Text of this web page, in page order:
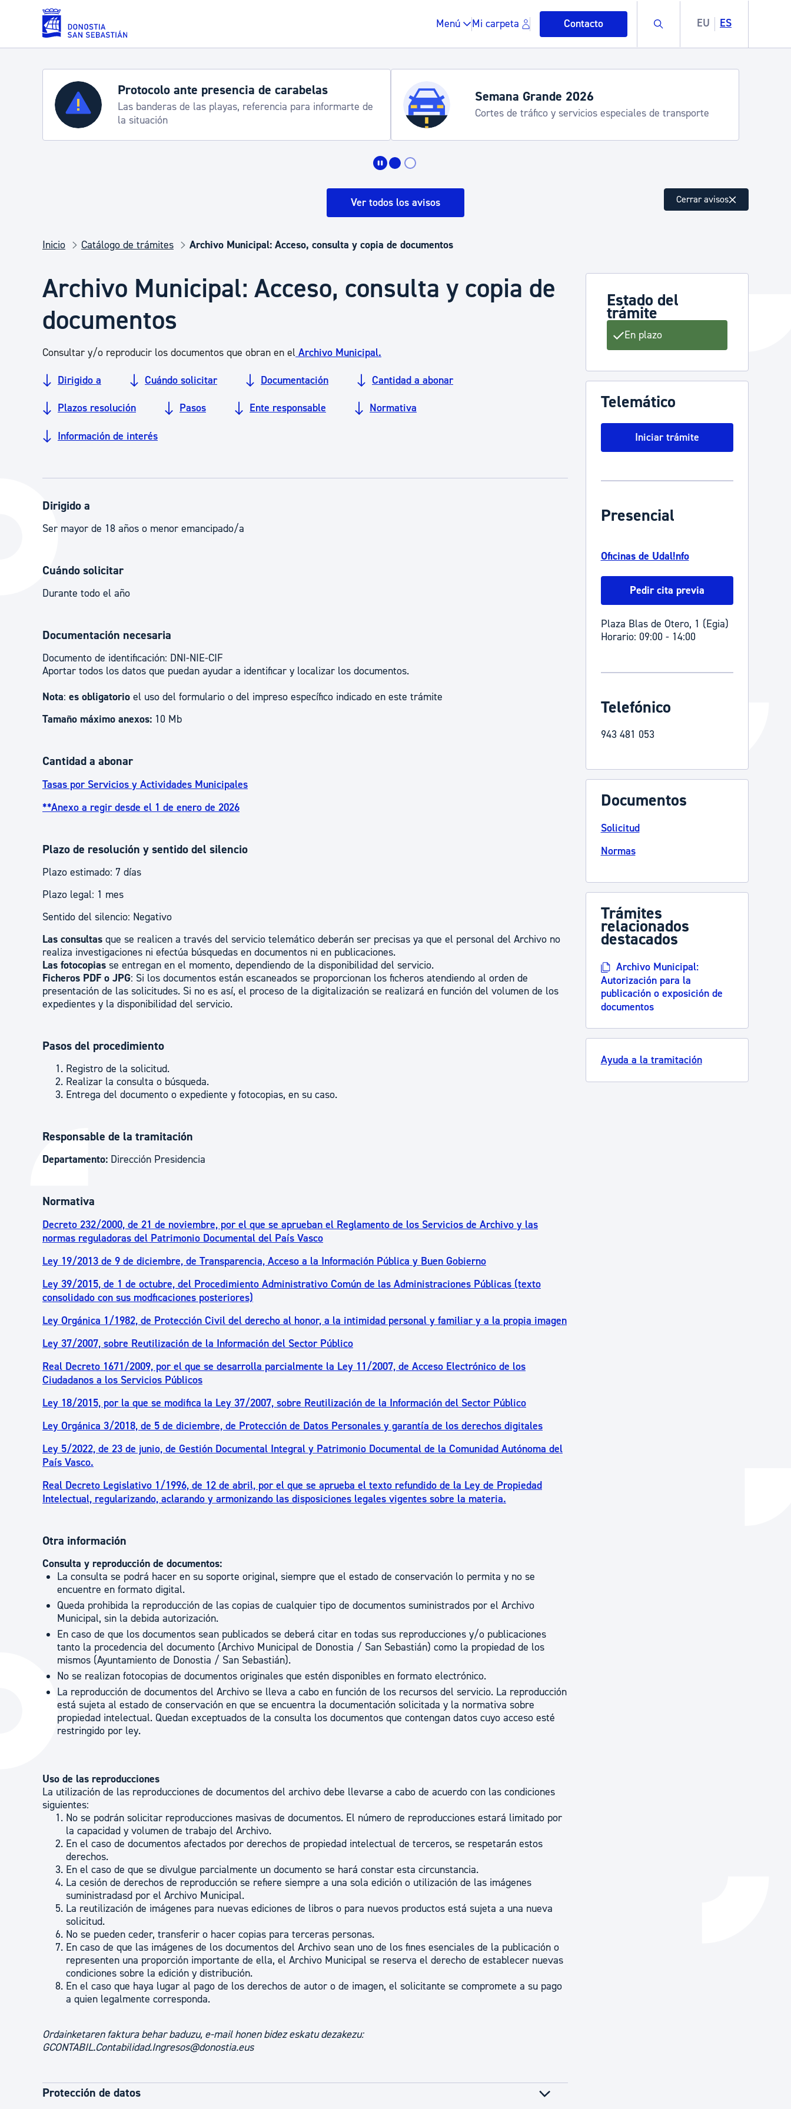
Saltar al contenido principal
Menú Mi carpeta Contacto Buscar EU ES
Servicios
Padrón y asuntos personales
Espacio público, residuos y medioambiente
Salud Pública, animales y consumo
Infancia y juventud
Participación ciudadana y asociacionismo
La ciudad
Ayuda a la tramitación
Semana Grande 2026: programa
8-15 agosto
Horarios y servicios de verano
Udalinfo, Donostia Kirola, Donostia Kultura, San Telmo,
Urgull, Hondalea, Turismo
Ver todos los avisos Cerrar avisos
Inicio Catálogo de trámites Archivo Municipal: Acceso, consulta y copia de documentos
Archivo Municipal: Acceso, consulta y copia de
documentos
Consultar y/o reproducir los documentos que obran en el Archivo Municipal.
Dirigido a Cuándo solicitar Documentación Cantidad a abonar
Plazos resolución Pasos Ente responsable Normativa
Información de interés
Dirigido a
Ser mayor de 18 años o menor emancipado/a
Cuándo solicitar
Durante todo el año
Documentación necesaria
Documento de identificación: DNI-NIE-CIF
Aportar todos los datos que puedan ayudar a identificar y localizar los documentos.
Nota: es obligatorio el uso del formulario o del impreso específico indicado en este trámite
Tamaño máximo anexos: 10 Mb
Cantidad a abonar
Tasas por Servicios y Actividades Municipales
**Anexo a regir desde el 1 de enero de 2026
Plazo de resolución y sentido del silencio
Plazo estimado: 7 días
Plazo legal: 1 mes
Sentido del silencio: Negativo
Las consultas que se realicen a través del servicio telemático deberán ser precisas ya que el personal del Archivo no
realiza investigaciones ni efectúa búsquedas en documentos ni en publicaciones.
Las fotocopias se entregan en el momento, dependiendo de la disponibilidad del servicio.
Ficheros PDF o JPG: Si los documentos están escaneados se proporcionan los ficheros atendiendo al orden de
presentación de las solicitudes. Si no es así, el proceso de la digitalización se realizará en función del volumen de los
expedientes y la disponibilidad del servicio.
Pasos del procedimiento
Registro de la solicitud.
Realizar la consulta o búsqueda.
Entrega del documento o expediente y fotocopias, en su caso.
Responsable de la tramitación
Departamento: Dirección Presidencia
Normativa
Decreto 232/2000, de 21 de noviembre, por el que se aprueban el Reglamento de los Servicios de Archivo y las
normas reguladoras del Patrimonio Documental del País Vasco
Ley 19/2013 de 9 de diciembre, de Transparencia, Acceso a la Información Pública y Buen Gobierno
Ley 39/2015, de 1 de octubre, del Procedimiento Administrativo Común de las Administraciones Públicas (texto
consolidado con sus modficaciones posteriores)
Ley Orgánica 1/1982, de Protección Civil del derecho al honor, a la intimidad personal y familiar y a la propia imagen
Ley 37/2007, sobre Reutilización de la Información del Sector Público
Real Decreto 1671/2009, por el que se desarrolla parcialmente la Ley 11/2007, de Acceso Electrónico de los
Ciudadanos a los Servicios Públicos
Ley 18/2015, por la que se modifica la Ley 37/2007, sobre Reutilización de la Información del Sector Público
Ley Orgánica 3/2018, de 5 de diciembre, de Protección de Datos Personales y garantía de los derechos digitales
Ley 5/2022, de 23 de junio, de Gestión Documental Integral y Patrimonio Documental de la Comunidad Autónoma del
País Vasco.
Real Decreto Legislativo 1/1996, de 12 de abril, por el que se aprueba el texto refundido de la Ley de Propiedad
Intelectual, regularizando, aclarando y armonizando las disposiciones legales vigentes sobre la materia.
Otra información
Consulta y reproducción de documentos:
La consulta se podrá hacer en su soporte original, siempre que el estado de conservación lo permita y no se
encuentre en formato digital.
Queda prohibida la reproducción de las copias de cualquier tipo de documentos suministrados por el Archivo
Municipal, sin la debida autorización.
En caso de que los documentos sean publicados se deberá citar en todas sus reproducciones y/o publicaciones
tanto la procedencia del documento (Archivo Municipal de Donostia / San Sebastián) como la propiedad de los
mismos (Ayuntamiento de Donostia / San Sebastián).
No se realizan fotocopias de documentos originales que estén disponibles en formato electrónico.
La reproducción de documentos del Archivo se lleva a cabo en función de los recursos del servicio. La reproducción
está sujeta al estado de conservación en que se encuentra la documentación solicitada y la normativa sobre
propiedad intelectual. Quedan exceptuados de la consulta los documentos que contengan datos cuyo acceso esté
restringido por ley.
Uso de las reproducciones
La utilización de las reproducciones de documentos del archivo debe llevarse a cabo de acuerdo con las condiciones
siguientes:
No se podrán solicitar reproducciones masivas de documentos. El número de reproducciones estará limitado por
la capacidad y volumen de trabajo del Archivo.
En el caso de documentos afectados por derechos de propiedad intelectual de terceros, se respetarán estos
derechos.
En el caso de que se divulgue parcialmente un documento se hará constar esta circunstancia.
La cesión de derechos de reproducción se refiere siempre a una sola edición o utilización de las imágenes
suministradasd por el Archivo Municipal.
La reutilización de imágenes para nuevas ediciones de libros o para nuevos productos está sujeta a una nueva
solicitud.
No se pueden ceder, transferir o hacer copias para terceras personas.
En caso de que las imágenes de los documentos del Archivo sean uno de los fines esenciales de la publicación o
representen una proporción importante de ella, el Archivo Municipal se reserva el derecho de establecer nuevas
condiciones sobre la edición y distribución.
En el caso que haya lugar al pago de los derechos de autor o de imagen, el solicitante se compromete a su pago
a quien legalmente corresponda.
Ordainketaren faktura behar baduzu, e-mail honen bidez eskatu dezakezu:
GCONTABIL.Contabilidad.Ingresos@donostia.eus
Protección de datos
Estado del
trámite
En plazo
Telemático
Iniciar trámite
Presencial
Oficinas de Udal!nfo
Pedir cita previa
Plaza Blas de Otero, 1 (Egia)
Horario: 09:00 - 14:00
Telefónico
943 481 053
Documentos
Solicitud
Normas
Trámites
relacionados
destacados
Archivo Municipal:
Autorización para la
publicación o exposición de
documentos
Ayuda a la tramitación